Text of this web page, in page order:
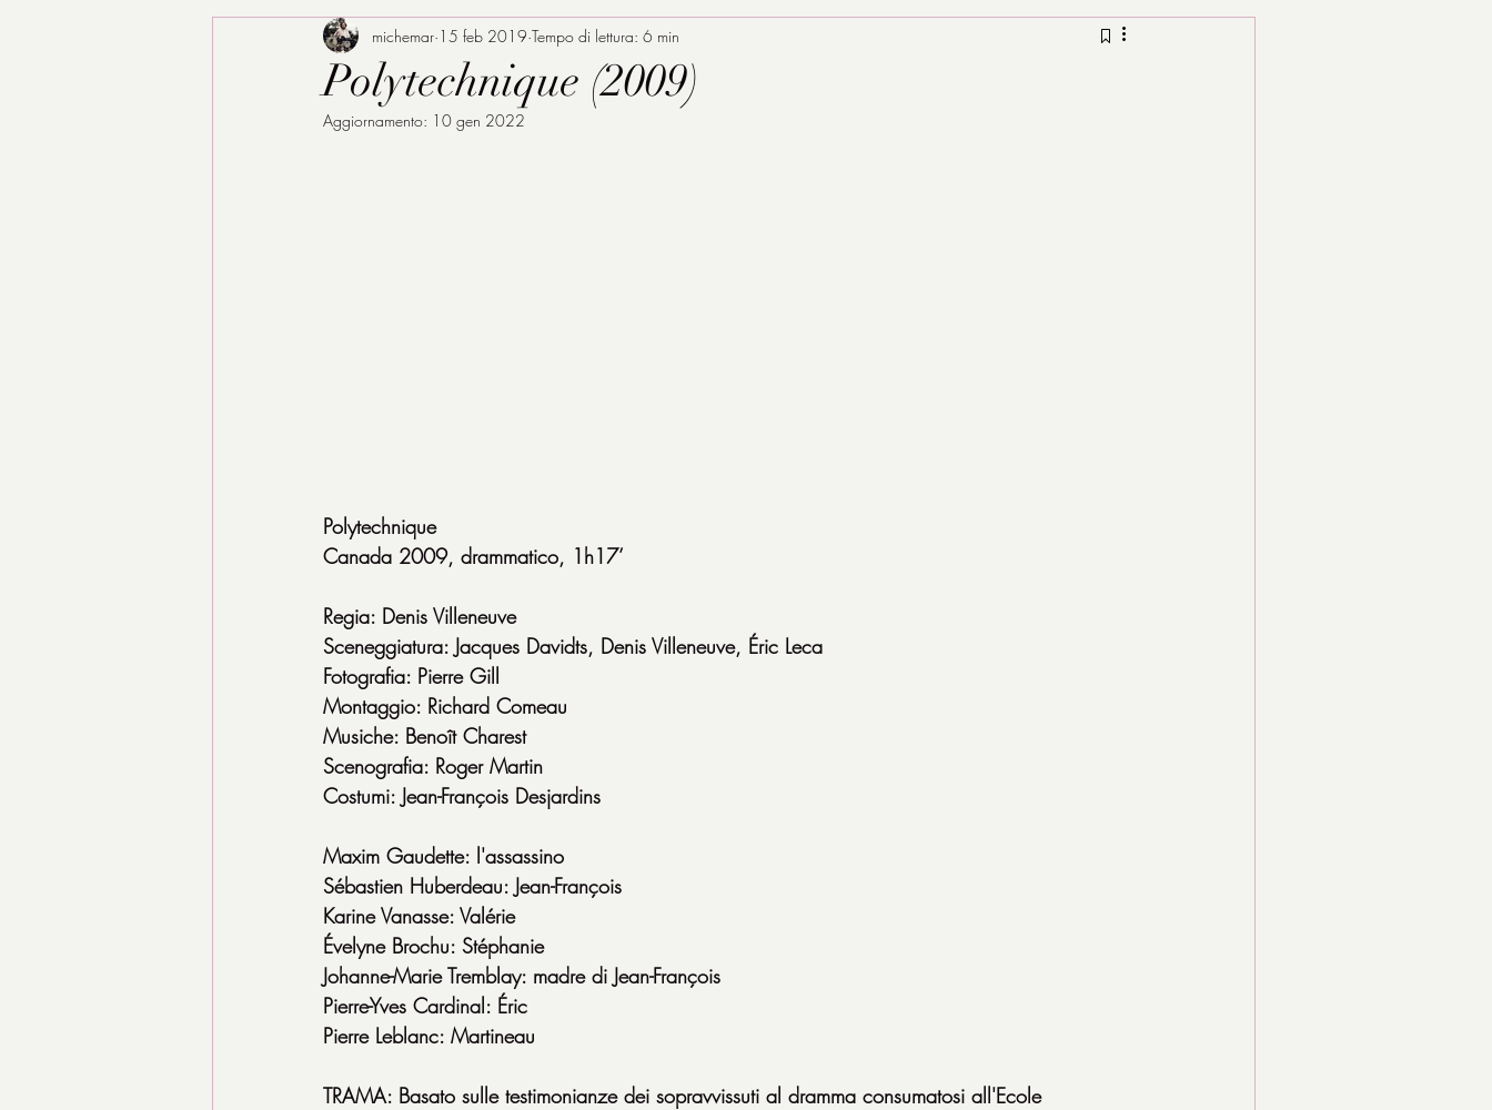
Polytechnique (2009)
michemar 15 feb 2019 Tempo di lettura: 6 min
Aggiornamento: 10 gen 2022
Polytechnique
Canada 2009, drammatico, 1h17’
Regia: Denis Villeneuve
Sceneggiatura: Jacques Davidts, Denis Villeneuve, Éric Leca
Fotografia: Pierre Gill
Montaggio: Richard Comeau
Musiche: Benoît Charest
Scenografia: Roger Martin
Costumi: Jean-François Desjardins
Maxim Gaudette: l'assassino
Sébastien Huberdeau: Jean-François
Karine Vanasse: Valérie
Évelyne Brochu: Stéphanie
Johanne-Marie Tremblay: madre di Jean-François
Pierre-Yves Cardinal: Éric
Pierre Leblanc: Martineau
TRAMA: Basato sulle testimonianze dei sopravvissuti al dramma consumatosi all'Ecole